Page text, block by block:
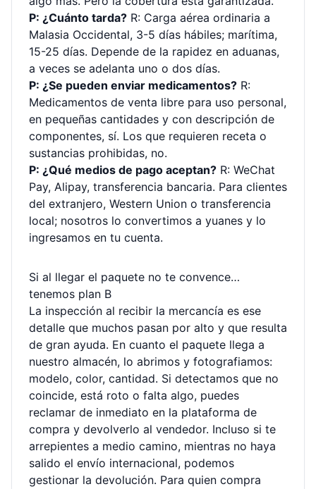
P: ¿Cuánto tarda? R: Carga aérea ordinaria a
Malasia Occidental, 3-5 días hábiles; marítima,
15-25 días. Depende de la rapidez en aduanas,
a veces se adelanta uno o dos días.
P: ¿Se pueden enviar medicamentos? R:
Medicamentos de venta libre para uso personal,
en pequeñas cantidades y con descripción de
componentes, sí. Los que requieren receta o
sustancias prohibidas, no.
P: ¿Qué medios de pago aceptan? R: WeChat
Pay, Alipay, transferencia bancaria. Para clientes
del extranjero, Western Union o transferencia
local; nosotros lo convertimos a yuanes y lo
ingresamos en tu cuenta.
Si al llegar el paquete no te convence…
tenemos plan B
La inspección al recibir la mercancía es ese
detalle que muchos pasan por alto y que resulta
de gran ayuda. En cuanto el paquete llega a
nuestro almacén, lo abrimos y fotografiamos:
modelo, color, cantidad. Si detectamos que no
coincide, está roto o falta algo, puedes
reclamar de inmediato en la plataforma de
compra y devolverlo al vendedor. Incluso si te
arrepientes a medio camino, mientras no haya
salido el envío internacional, podemos
gestionar la devolución. Para quien compra